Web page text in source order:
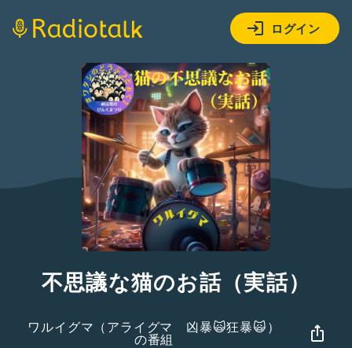
ログイン
不思議な猫のお話（実話）
ワルイグマ（アライグマ 凶暴🙀狂暴🙀）
の番組